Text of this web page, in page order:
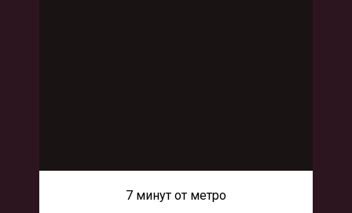
7 минут от метро